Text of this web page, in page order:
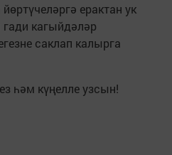
ерактан ук
кагыйдәләр
саклап калырга
һәм күңелле узсын!